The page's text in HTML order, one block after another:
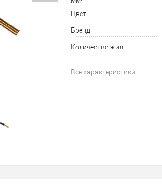
Цвет
Бренд
Количество жил
Все характеристики